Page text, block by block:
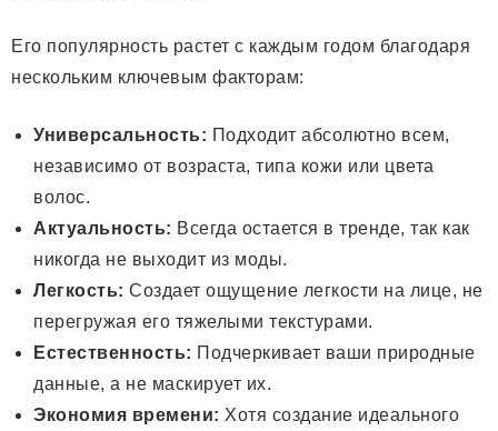
Его популярность растет с каждым годом благодаря
нескольким ключевым факторам:
Универсальность: Подходит абсолютно всем,
независимо от возраста, типа кожи или цвета
волос.
Актуальность: Всегда остается в тренде, так как
никогда не выходит из моды.
Легкость: Создает ощущение легкости на лице, не
перегружая его тяжелыми текстурами.
Естественность: Подчеркивает ваши природные
данные, а не маскирует их.
Экономия времени: Хотя создание идеального